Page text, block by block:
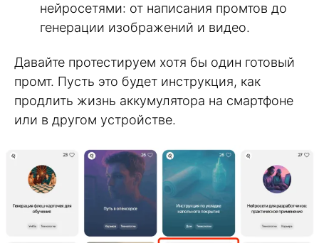
нейросетями: от написания промтов до
генерации изображений и видео.
Давайте протестируем хотя бы один готовый
промт. Пусть это будет инструкция, как
продлить жизнь аккумулятора на смартфоне
или в другом устройстве.